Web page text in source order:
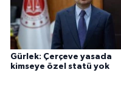
Gürlek: Çerçeve yasada
kimseye özel statü yok